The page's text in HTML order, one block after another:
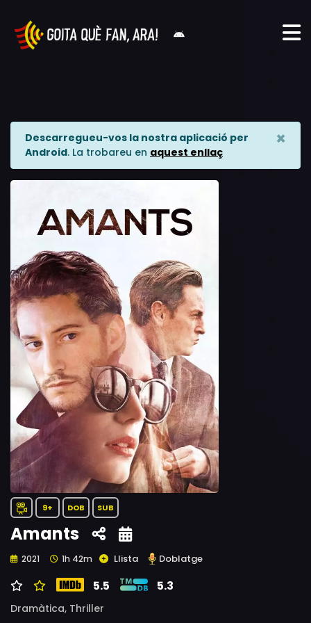
Descarregueu-vos la nostra aplicació per
Android. La trobareu en aquest enllaç
×
9+ DOB SUB
Amants
2021 1h 42m Llista Doblatge
5.5 5.3
Dramàtica, Thriller